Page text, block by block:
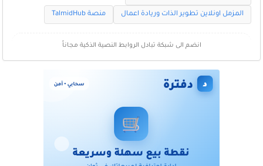
المزمل اونلاين تطوير الذات وريادة اعمال منصة TalmidHub
انضم الى شبكة تبادل الروابط النصية الذكية مجاناً